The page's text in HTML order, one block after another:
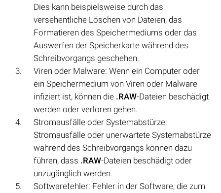
Dies kann beispielsweise durch das
versehentliche Löschen von Dateien, das
Formatieren des Speichermediums oder das
Auswerfen der Speicherkarte während des
Schreibvorgangs geschehen.
Viren oder Malware: Wenn ein Computer oder
ein Speichermedium von Viren oder Malware
infiziert ist, können die .RAW-Dateien beschädigt
werden oder verloren gehen.
Stromausfälle oder Systemabstürze:
Stromausfälle oder unerwartete Systemabstürze
während des Schreibvorgangs können dazu
führen, dass .RAW-Dateien beschädigt oder
unzugänglich werden.
Softwarefehler: Fehler in der Software, die zum